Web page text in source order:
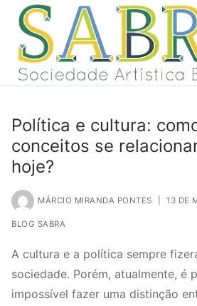
conteúdo
Pular
para
conteúdo
Política e cultura:
conceitos se
hoje?
MÁRCIO MIRANDA PONTES 13 DE
BLOG SABRA
A cultura e a política sempre
sociedade. Porém, atualmente, é
impossível fazer uma distinção